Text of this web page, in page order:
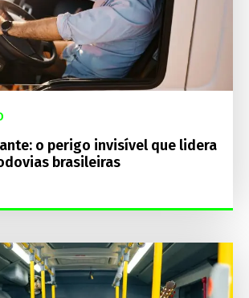
o perigo invisível que lidera
brasileiras